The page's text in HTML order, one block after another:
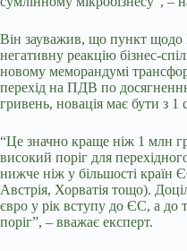
Він зауважив, що пункт
негативну реакцію бізнес-
новому меморандумі
перехід на ПДВ по
гривень, новація має бути з 1
“Це значно краще ніж 1 млн
високий поріг для
нижче ніж у більшості країн
Австрія, Хорватія тощо).
євро у рік вступу до ЄС, а до
поріг”, – вважає експерт.